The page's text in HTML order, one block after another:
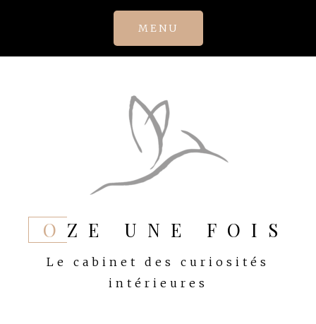
MENU
OZE UNE FOIS
Le cabinet des curiosités
intérieures